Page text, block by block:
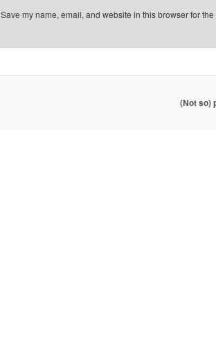
Save my name, email, and website in this browser for
(Not so)